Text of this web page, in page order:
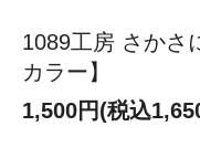
1089工房 さかさ
カラー】
1,500円(税込